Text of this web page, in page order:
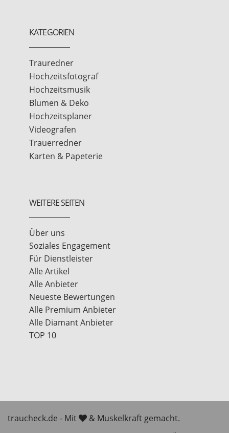
KATEGORIEN
Trauredner
Hochzeitsfotograf
Hochzeitsmusik
Blumen & Deko
Hochzeitsplaner
Videografen
Trauerredner
Karten & Papeterie
WEITERE SEITEN
Über uns
Soziales Engagement
Für Dienstleister
Alle Artikel
Alle Anbieter
Neueste Bewertungen
Alle Premium Anbieter
Alle Diamant Anbieter
TOP 10
traucheck.de - Mit
& Muskelkraft gemacht.